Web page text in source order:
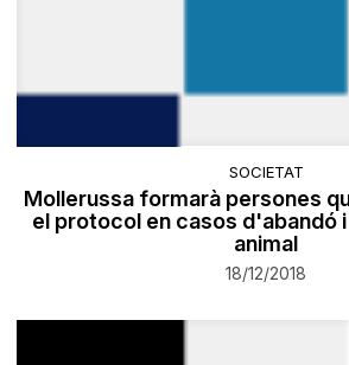
SOCIETAT
Mollerussa formarà persones
el protocol en casos d'abandó
animal
18/12/2018